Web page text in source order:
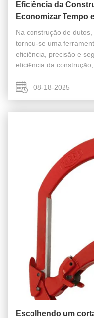
Eficiência da
Economizar Tempo
Na construção de
tornou-se uma
eficiência, precisão e
eficiência da
articulado utiliza ...
08-18-2025
Escolhendo um